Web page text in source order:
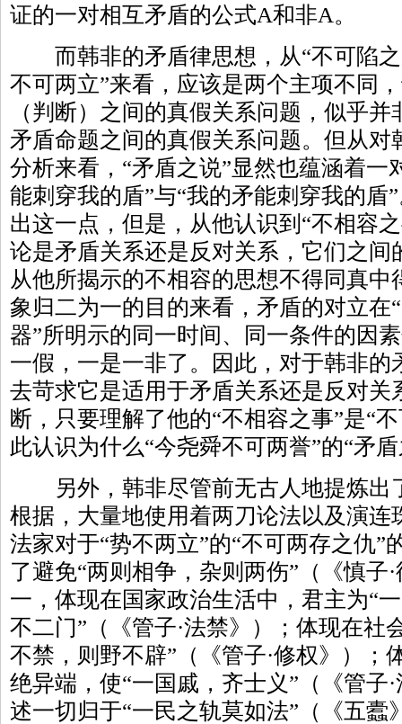
证的一对相互矛盾的公式A和非A。
而韩非的矛盾律思想，从“不可陷之
不可两立”来看，应该是两个主项不同
（判断）之间的真假关系问题，似乎
矛盾命题之间的真假关系问题。但从对
分析来看，“矛盾之说”显然也蕴涵着一
能刺穿我的盾”与“我的矛能刺穿我的盾
出这一点，但是，从他认识到“不相容
论是矛盾关系还是反对关系，它们之间
从他所揭示的不相容的思想不得同真
象归二为一的目的来看，矛盾的对立在
器”所明示的同一时间、同一条件的因
一假，一是一非了。因此，对于韩非的
去苛求它是适用于矛盾关系还是反对关
断，只要理解了他的“不相容之事”是“
此认识为什么“今尧舜不可两誉”的“矛
另外，韩非尽管前无古人地提炼出
根据，大量地使用着两刀论法以及演
法家对于“势不两立”的“不可两存之仇”
了避免“两则相争，杂则两伤”（《慎子
一，体现在国家政治生活中，君主为“
不二门”（《管子·法禁》）；体现在社
不禁，则野不辟”（《管子·修权》）；
绝异端，使“一国戚，齐士义”（《管子
述一切归于“一民之轨莫如法”（《五蠹